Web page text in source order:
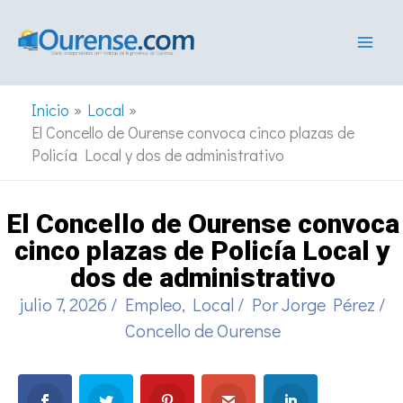
Inicio
Local
El Concello de Ourense convoca cinco plazas de
Policía Local y dos de administrativo
El Concello de Ourense convoca
cinco plazas de Policía Local y
dos de administrativo
julio 7, 2026 / Empleo, Local / PorJorge Pérez /
Concello de Ourense